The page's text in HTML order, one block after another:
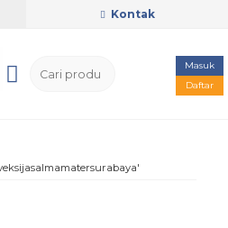
Kontak
Masuk
Daftar